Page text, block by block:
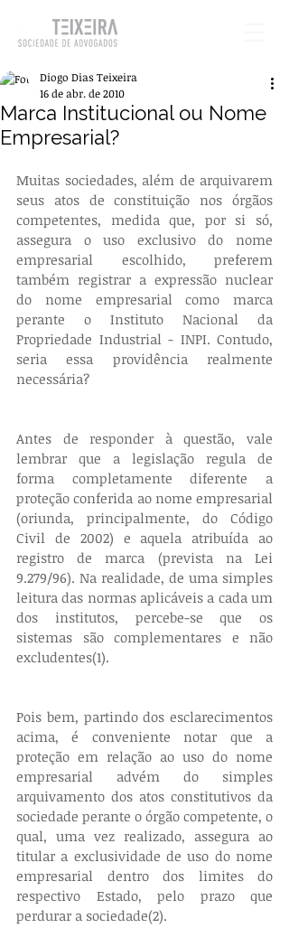
Marca Institucional ou Nome
Empresarial?
Diogo Dias Teixeira
16 de abr. de 2010
Muitas sociedades, além de arquivarem
seus atos de constituição nos órgãos
competentes, medida que, por si só,
assegura o uso exclusivo do nome
empresarial escolhido, preferem
também registrar a expressão nuclear
do nome empresarial como marca
perante o Instituto Nacional da
Propriedade Industrial - INPI. Contudo,
seria essa providência realmente
necessária?
Antes de responder à questão, vale
lembrar que a legislação regula de
forma completamente diferente a
proteção conferida ao nome empresarial
(oriunda, principalmente, do Código
Civil de 2002) e aquela atribuída ao
registro de marca (prevista na Lei
9.279/96). Na realidade, de uma simples
leitura das normas aplicáveis a cada um
dos institutos, percebe-se que os
sistemas são complementares e não
excludentes(1).
Pois bem, partindo dos esclarecimentos
acima, é conveniente notar que a
proteção em relação ao uso do nome
empresarial advém do simples
arquivamento dos atos constitutivos da
sociedade perante o órgão competente, o
qual, uma vez realizado, assegura ao
titular a exclusividade de uso do nome
empresarial dentro dos limites do
respectivo Estado, pelo prazo que
perdurar a sociedade(2).